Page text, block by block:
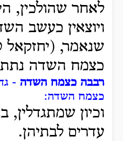
לאחר שהולכין,
ויוצאין כעשב
שנאמר, (יחזקאל
כצמח השדה
רבבה כצמח השדה -
כצמח השדה:
וכיון שמתגדלין,
עדרים לבתיהן.